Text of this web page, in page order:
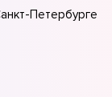
Петербурге